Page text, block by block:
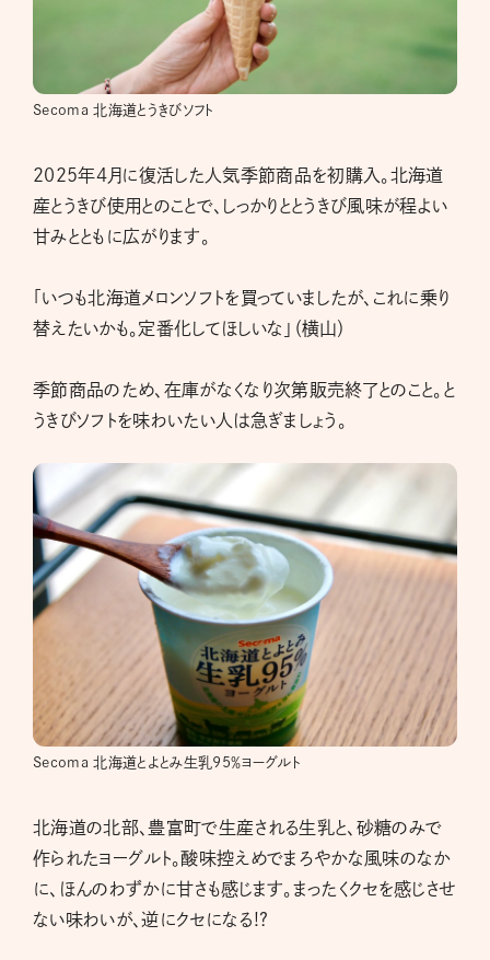
Secoma 北海道とうきびソフト
2025年4月に復活した人気季節商品を初購入。北海道
産とうきび使用とのことで、しっかりととうきび風味が程よい
甘みとともに広がります。
「いつも北海道メロンソフトを買っていましたが、これに乗り
替えたいかも。定番化してほしいな」（横山）
季節商品のため、在庫がなくなり次第販売終了とのこと。と
うきびソフトを味わいたい人は急ぎましょう。
Secoma 北海道とよとみ生乳95％ヨーグルト
北海道の北部、豊富町で生産される生乳と、砂糖のみで
作られたヨーグルト。酸味控えめでまろやかな風味のなか
に、ほんのわずかに甘さも感じます。まったくクセを感じさせ
ない味わいが、逆にクセになる!?